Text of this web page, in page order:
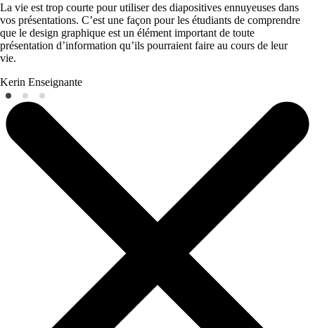
La vie est trop courte pour utiliser des diapositives ennuyeuses dans
vos présentations. C’est une façon pour les étudiants de comprendre
que le design graphique est un élément important de toute
présentation d’information qu’ils pourraient faire au cours de leur
vie.
Kerin Enseignante